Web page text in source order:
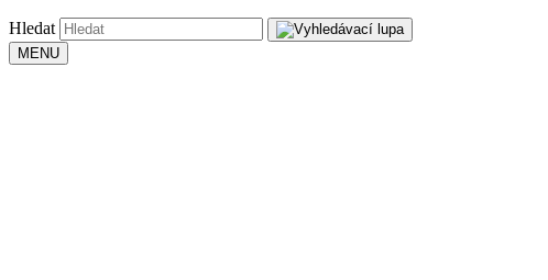
Hledat
MENU